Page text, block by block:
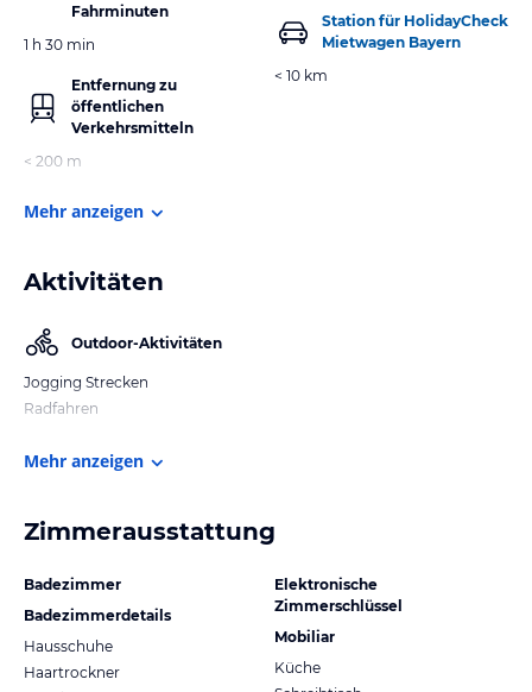
Fahrminuten
1 h 30 min
Entfernung zu
öffentlichen
Verkehrsmitteln
< 200 m
Station für HolidayCheck
Mietwagen Bayern
< 10 km
Mehr anzeigen
Aktivitäten
Outdoor-Aktivitäten
Jogging Strecken
Radfahren
Mehr anzeigen
Zimmerausstattung
Badezimmer
Badezimmerdetails
Hausschuhe
Haartrockner
Elektronische
Zimmerschlüssel
Mobiliar
Küche